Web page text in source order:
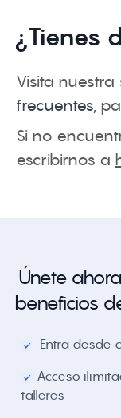
¿Tienes
Visita nuestra
frecuentes,
Si no
escribirnos a
Únete
beneficios
Entra desde
Acceso
talleres